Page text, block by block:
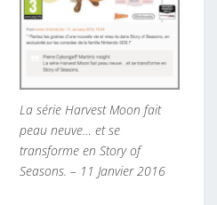
Ç
U
I
C
H
La série Harvest Moon fait
peau neuve… et se
transforme en Story of
Seasons. – 11 Janvier 2016